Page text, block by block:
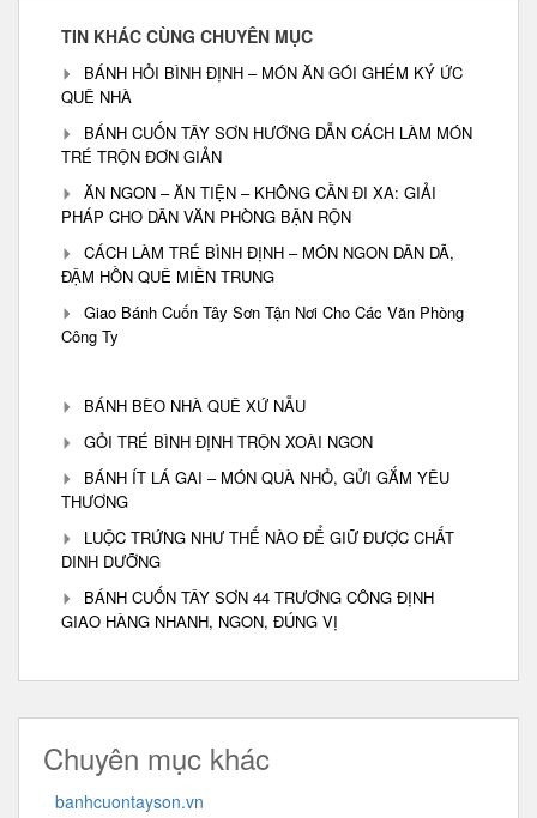
TIN KHÁC CÙNG CHUYÊN MỤC
BÁNH HỎI BÌNH ĐỊNH – MÓN ĂN GÓI GHÉM KÝ ỨC
QUÊ NHÀ
BÁNH CUỐN TÂY SƠN HƯỚNG DẪN CÁCH LÀM MÓN
TRÉ TRỘN ĐƠN GIẢN
ĂN NGON – ĂN TIỆN – KHÔNG CẦN ĐI XA: GIẢI
PHÁP CHO DÂN VĂN PHÒNG BẬN RỘN
CÁCH LÀM TRÉ BÌNH ĐỊNH – MÓN NGON DÂN DÃ,
ĐẬM HỒN QUÊ MIỀN TRUNG
Giao Bánh Cuốn Tây Sơn Tận Nơi Cho Các Văn Phòng
Công Ty
BÁNH BÈO NHÀ QUÊ XỨ NẪU
GỎI TRÉ BÌNH ĐỊNH TRỘN XOÀI NGON
BÁNH ÍT LÁ GAI – MÓN QUÀ NHỎ, GỬI GẮM YÊU
THƯƠNG
LUỘC TRỨNG NHƯ THẾ NÀO ĐỂ GIỮ ĐƯỢC CHẤT
DINH DƯỠNG
BÁNH CUỐN TÂY SƠN 44 TRƯƠNG CÔNG ĐỊNH
GIAO HÀNG NHANH, NGON, ĐÚNG VỊ
Chuyên mục khác
banhcuontayson.vn